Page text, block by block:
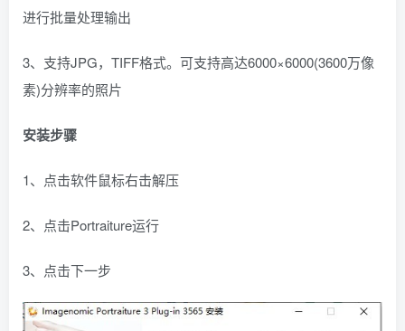
进行批量处理输出
3、支持JPG，TIFF格式。可支持高达6000×6000(3600万像
素)分辨率的照片
安装步骤
1、点击软件鼠标右击解压
2、点击Portraiture运行
3、点击下一步